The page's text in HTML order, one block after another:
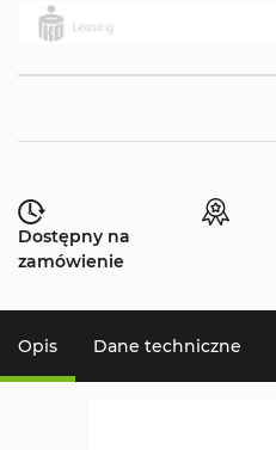
Dostępny na
zamówienie
Opis Dane techniczne